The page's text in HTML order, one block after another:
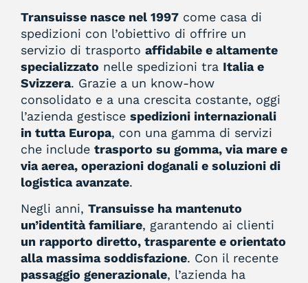
Transuisse nasce nel 1997 come casa di
spedizioni con l’obiettivo di offrire un
servizio di trasporto affidabile e altamente
specializzato nelle spedizioni tra Italia e
Svizzera. Grazie a un know-how
consolidato e a una crescita costante, oggi
l’azienda gestisce spedizioni internazionali
in tutta Europa, con una gamma di servizi
che include trasporto su gomma, via mare e
via aerea, operazioni doganali e soluzioni di
logistica avanzate.
Negli anni, Transuisse ha mantenuto
un’identità familiare, garantendo ai clienti
un rapporto diretto, trasparente e orientato
alla massima soddisfazione. Con il recente
passaggio generazionale, l’azienda ha